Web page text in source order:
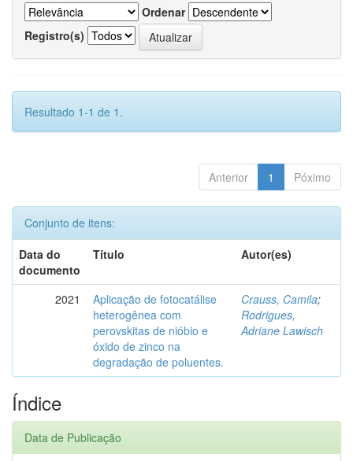
Ordenar
Registro(s)
Resultado 1-1 de 1.
Anterior 1 Póximo
Conjunto de itens:
Data do
documento
Título Autor(es)
2021
Aplicação de fotocatálise
heterogênea com
perovskitas de nióbio e
óxido de zinco na
degradação de poluentes.
Crauss, Camila;
Rodrigues,
Adriane Lawisch
Índice
Data de Publicação